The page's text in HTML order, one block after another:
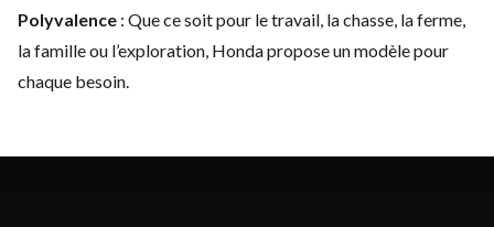
Polyvalence : Que ce soit pour le travail, la chasse, la ferme,
la famille ou l’exploration, Honda propose un modèle pour
chaque besoin.